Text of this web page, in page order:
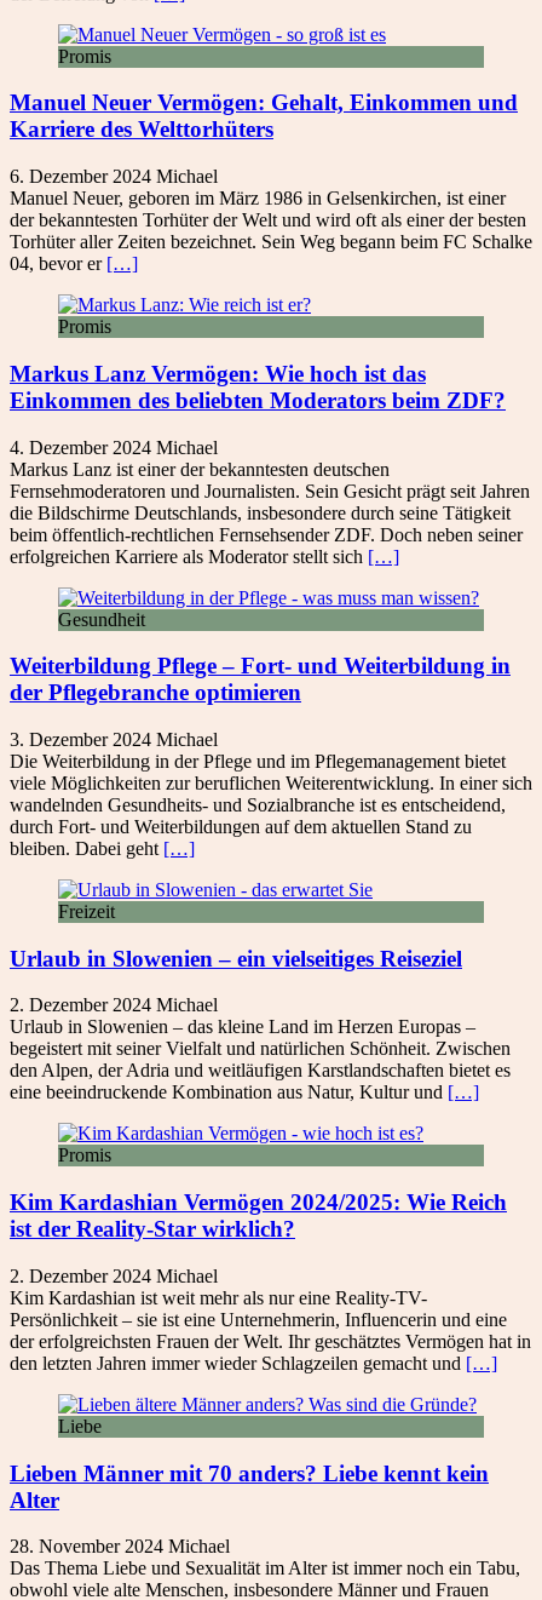
Promis
Manuel Neuer Vermögen: Gehalt, Einkommen und
Karriere des Welttorhüters
6. Dezember 2024 Michael
Manuel Neuer, geboren im März 1986 in Gelsenkirchen, ist einer
der bekanntesten Torhüter der Welt und wird oft als einer der besten
Torhüter aller Zeiten bezeichnet. Sein Weg begann beim FC Schalke
04, bevor er […]
Promis
Markus Lanz Vermögen: Wie hoch ist das
Einkommen des beliebten Moderators beim ZDF?
4. Dezember 2024 Michael
Markus Lanz ist einer der bekanntesten deutschen
Fernsehmoderatoren und Journalisten. Sein Gesicht prägt seit Jahren
die Bildschirme Deutschlands, insbesondere durch seine Tätigkeit
beim öffentlich-rechtlichen Fernsehsender ZDF. Doch neben seiner
erfolgreichen Karriere als Moderator stellt sich […]
Gesundheit
Weiterbildung Pflege – Fort- und Weiterbildung in
der Pflegebranche optimieren
3. Dezember 2024 Michael
Die Weiterbildung in der Pflege und im Pflegemanagement bietet
viele Möglichkeiten zur beruflichen Weiterentwicklung. In einer sich
wandelnden Gesundheits- und Sozialbranche ist es entscheidend,
durch Fort- und Weiterbildungen auf dem aktuellen Stand zu
bleiben. Dabei geht […]
Freizeit
Urlaub in Slowenien – ein vielseitiges Reiseziel
2. Dezember 2024 Michael
Urlaub in Slowenien – das kleine Land im Herzen Europas –
begeistert mit seiner Vielfalt und natürlichen Schönheit. Zwischen
den Alpen, der Adria und weitläufigen Karstlandschaften bietet es
eine beeindruckende Kombination aus Natur, Kultur und […]
Promis
Kim Kardashian Vermögen 2024/2025: Wie Reich
ist der Reality-Star wirklich?
2. Dezember 2024 Michael
Kim Kardashian ist weit mehr als nur eine Reality-TV-
Persönlichkeit – sie ist eine Unternehmerin, Influencerin und eine
der erfolgreichsten Frauen der Welt. Ihr geschätztes Vermögen hat in
den letzten Jahren immer wieder Schlagzeilen gemacht und […]
Liebe
Lieben Männer mit 70 anders? Liebe kennt kein
Alter
28. November 2024 Michael
Das Thema Liebe und Sexualität im Alter ist immer noch ein Tabu,
obwohl viele alte Menschen, insbesondere Männer und Frauen